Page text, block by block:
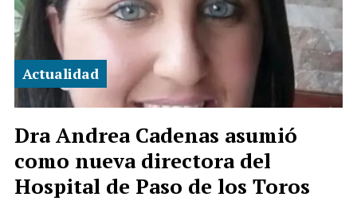
Dra Andrea Cadenas asumió
como nueva directora del
Hospital de Paso de los Toros
Actualidad